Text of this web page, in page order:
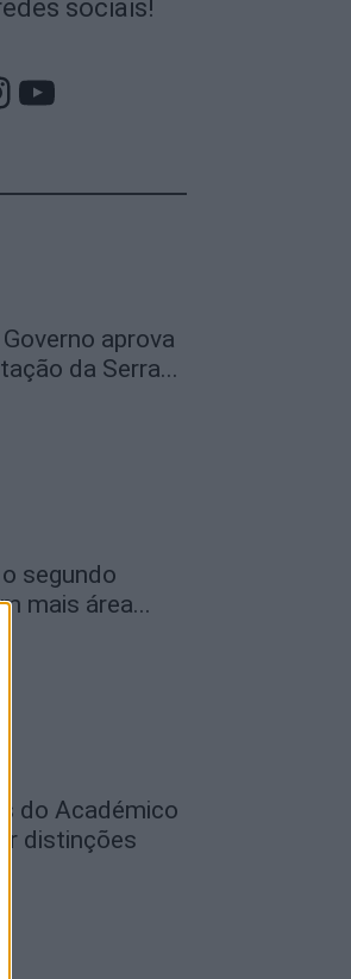
sociais!
YouTube
aprova
da Serra...
segundo
mais área...
do Académico
distinções